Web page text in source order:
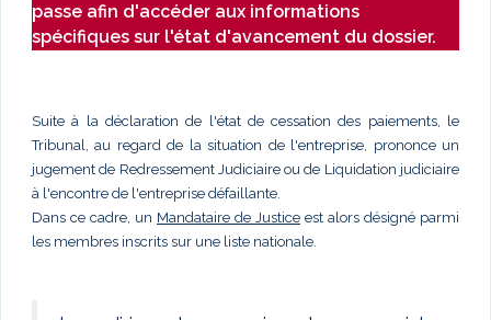
passe afin d'accéder aux informations
spécifiques sur l'état d'avancement du dossier.
Suite à la déclaration de l'état de cessation des paiements, le
Tribunal, au regard de la situation de l'entreprise, prononce un
jugement de Redressement Judiciaire ou de Liquidation judiciaire
à l'encontre de l'entreprise défaillante.
Dans ce cadre, un Mandataire de Justice est alors désigné parmi
les membres inscrits sur une liste nationale.